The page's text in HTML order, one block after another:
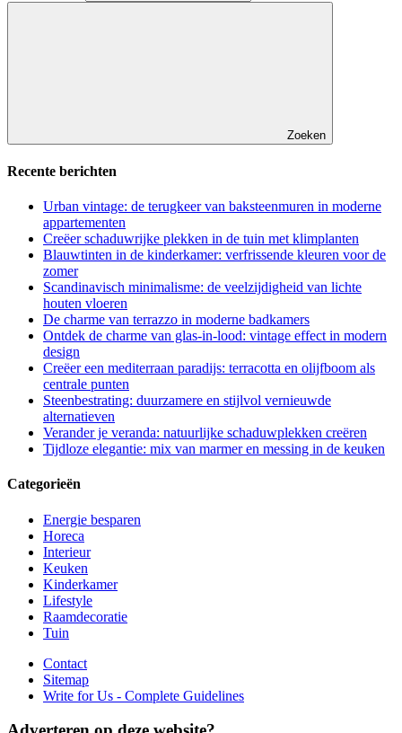
Zoeken
Recente berichten
Urban vintage: de terugkeer van baksteenmuren in moderne
appartementen
Creëer schaduwrijke plekken in de tuin met klimplanten
Blauwtinten in de kinderkamer: verfrissende kleuren voor de
zomer
Scandinavisch minimalisme: de veelzijdigheid van lichte
houten vloeren
De charme van terrazzo in moderne badkamers
Ontdek de charme van glas-in-lood: vintage effect in modern
design
Creëer een mediterraan paradijs: terracotta en olijfboom als
centrale punten
Steenbestrating: duurzamere en stijlvol vernieuwde
alternatieven
Verander je veranda: natuurlijke schaduwplekken creëren
Tijdloze elegantie: mix van marmer en messing in de keuken
Categorieën
Energie besparen
Horeca
Interieur
Keuken
Kinderkamer
Lifestyle
Raamdecoratie
Tuin
Contact
Sitemap
Write for Us - Complete Guidelines